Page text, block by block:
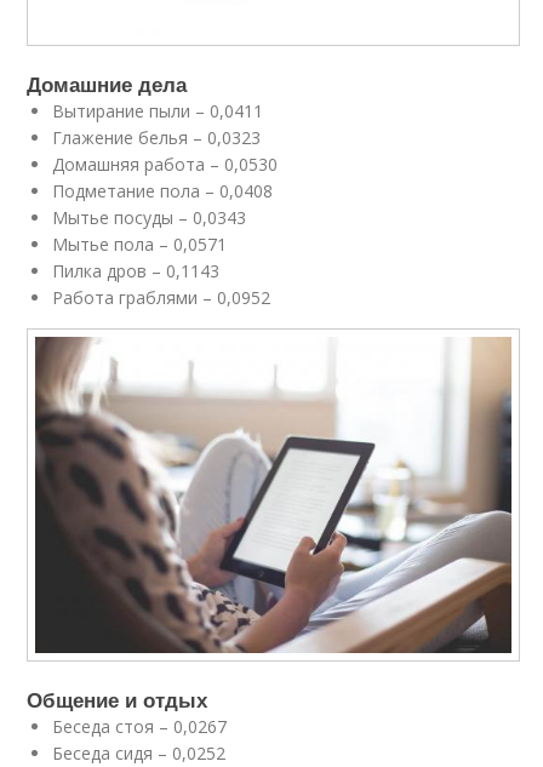
Домашние дела
Вытирание пыли – 0,0411
Глажение белья – 0,0323
Домашняя работа – 0,0530
Подметание пола – 0,0408
Мытье посуды – 0,0343
Мытье пола – 0,0571
Пилка дров – 0,1143
Работа граблями – 0,0952
Общение и отдых
Беседа стоя – 0,0267
Беседа сидя – 0,0252